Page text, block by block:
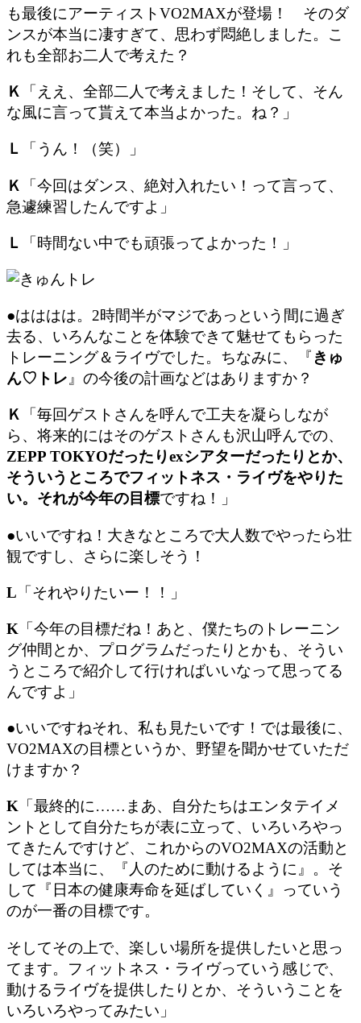
も最後にアーティストVO2MAXが登場！ そのダ
ンスが本当に凄すぎて、思わず悶絶しました。こ
れも全部お二人で考えた？
Ｋ
「ええ、全部二人で考えました！そして、そん
な風に言って貰えて本当よかった。ね？」
Ｌ 「うん！（笑）」
Ｋ
「今回はダンス、絶対入れたい！って言って、
急遽練習したんですよ」
Ｌ 「時間ない中でも頑張ってよかった！」
●はははは。2時間半がマジであっという間に過ぎ
去る、いろんなことを体験できて魅せてもらった
トレーニング＆ライヴでした。ちなみに、『 きゅ
ん♡トレ 』の今後の計画などはありますか？
Ｋ
「毎回ゲストさんを呼んで工夫を凝らしなが
ら、将来的にはそのゲストさんも沢山呼んでの、
ZEPP TOKYOだったりexシアターだったりとか、
そういうところでフィットネス・ライヴをやりた
い。それが今年の目標ですね！」
●いいですね！大きなところで大人数でやったら壮
観ですし、さらに楽しそう！
L 「それやりたいー！！」
K 「今年の目標だね！あと、僕たちのトレーニン
グ仲間とか、プログラムだったりとかも、そうい
うところで紹介して行ければいいなって思ってる
んですよ」
●いいですねそれ、私も見たいです！では最後に、
VO2MAXの目標というか、野望を聞かせていただ
けますか？
K 「最終的に……まあ、自分たちはエンタテイメ
ントとして自分たちが表に立って、いろいろやっ
てきたんですけど、これからのVO2MAXの活動と
しては本当に、『人のために動けるように』。そ
して 『 日本の健康寿命を延ばしていく 』
っていう
のが一番の目標です。
そしてその上で、楽しい場所を提供したいと思っ
てます。フィットネス・ライヴっていう感じで、
動けるライヴを提供したりとか、そういうことを
いろいろやってみたい」